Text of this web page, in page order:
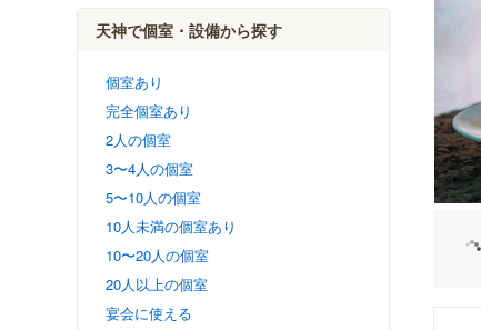
天神で個室・設備から探す
個室あり
完全個室あり
2人の個室
3〜4人の個室
5〜10人の個室
10人未満の個室あり
10〜20人の個室
20人以上の個室
宴会に使える